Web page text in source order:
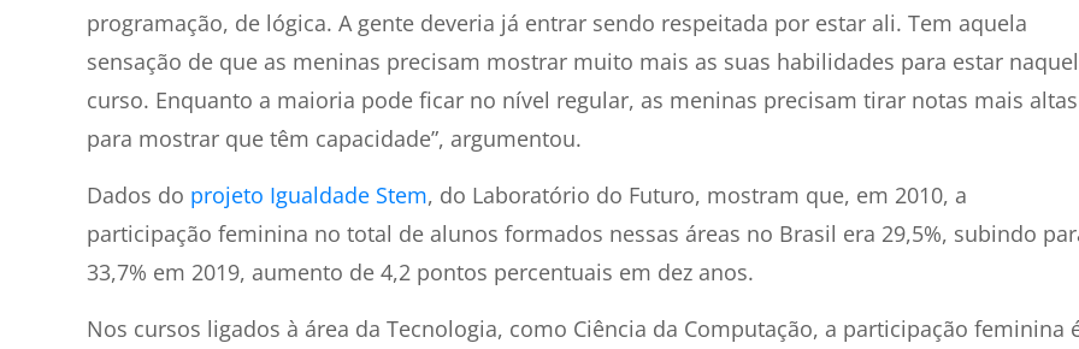
programação, de lógica. A gente deveria já entrar sendo respeitada por estar ali. Tem aquela
sensação de que as meninas precisam mostrar muito mais as suas habilidades para estar
curso. Enquanto a maioria pode ficar no nível regular, as meninas precisam tirar notas mais altas
para mostrar que têm capacidade”, argumentou.
Dados do projeto Igualdade Stem, do Laboratório do Futuro, mostram que, em 2010, a
participação feminina no total de alunos formados nessas áreas no Brasil era 29,5%, subindo
33,7% em 2019, aumento de 4,2 pontos percentuais em dez anos.
Nos cursos ligados à área da Tecnologia, como Ciência da Computação, a participação feminina